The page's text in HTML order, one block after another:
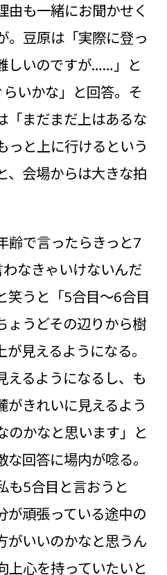
由も一緒にお聞かせく
。豆原は「実際に登っ
しいのですが……」と
いかな」と回答。そ
「まだまだ上はあるな
っと上に行けるという
、会場からは大きな拍
齢で言ったらきっと7
なきゃいけないんだ
笑うと「5合目～6合目
ょうどその辺りから樹
見えるようになる。
えるようになるし、も
がきれいに見えるよう
のかなと思います」と
回答に場内が唸る。
も5合目と言おうと
が頑張っている途中の
がいいのかなと思うん
上心を持っていたいと